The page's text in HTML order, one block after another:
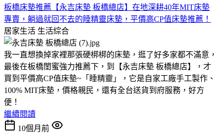
板橋床墊推薦【永吉床墊 板橋總店】在地深耕40年MIT床墊
專賣，躺過就回不去的睡精靈床墊，平價高CP值床墊推薦！
居家生活 生活綜合
我一直想換掉家裡那張硬梆梆的床墊，逛了好多家都不滿意，
最後在板橋閨蜜強力推薦下，到【永吉床墊 板橋總店】，才
買到平價高CP值床墊~「睡精靈」，它是自家工廠手工製作、
100% MIT床墊，價格親民，還有全台送貨到府服務，好方
便！
繼續閱讀
10個月前